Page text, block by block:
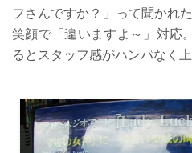
フさんですか？」って聞かれ
笑顔で「違いますよ～」対応
るとスタッフ感がハンパなく